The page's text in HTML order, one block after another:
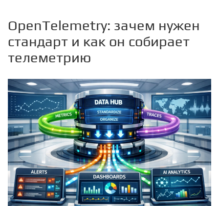
OpenTelemetry: зачем нужен
стандарт и как он собирает
телеметрию